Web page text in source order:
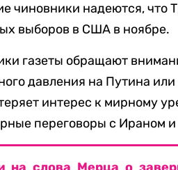
чиновники надеются, что
выборов в США в ноябре.
газеты обращают
давления на Путина
интерес к мирному
переговоры с Ираном и